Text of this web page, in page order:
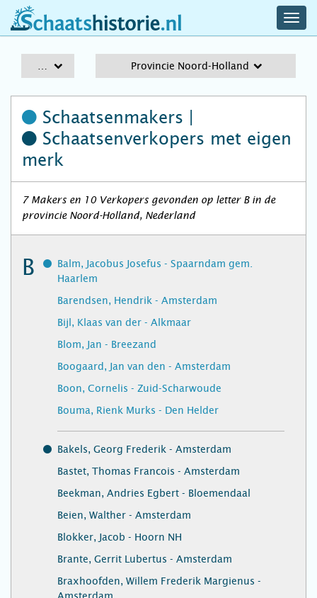
schaatshistorie.nl
Provincie Noord-Holland
Schaatsenmakers |
Schaatsenverkopers met eigen
merk
7 Makers en 10 Verkopers gevonden op letter B in de
provincie Noord-Holland, Nederland
B
Balm, Jacobus Josefus - Spaarndam gem.
Haarlem
Barendsen, Hendrik - Amsterdam
Bijl, Klaas van der - Alkmaar
Blom, Jan - Breezand
Boogaard, Jan van den - Amsterdam
Boon, Cornelis - Zuid-Scharwoude
Bouma, Rienk Murks - Den Helder
Bakels, Georg Frederik - Amsterdam
Bastet, Thomas Francois - Amsterdam
Beekman, Andries Egbert - Bloemendaal
Beien, Walther - Amsterdam
Blokker, Jacob - Hoorn NH
Brante, Gerrit Lubertus - Amsterdam
Braxhoofden, Willem Frederik Margienus -